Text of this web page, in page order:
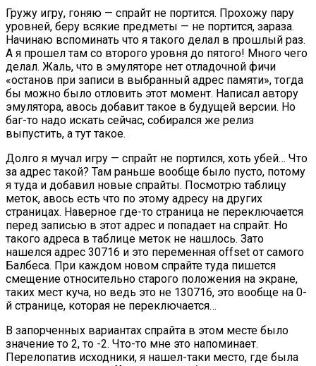
Гружу игру, гоняю — спрайт не портится. Прохожу пару
уровней, беру всякие предметы — не портится, зараза.
Начинаю вспоминать что я такого делал в прошлый раз.
А я прошел там со второго уровня до пятого! Много чего
делал. Жаль, что в эмуляторе нет отладочной фичи
«останов при записи в выбранный адрес памяти», тогда
бы можно было отловить этот момент. Написал автору
эмулятора, авось добавит такое в будущей версии. Но
баг-то надо искать сейчас, собирался же релиз
выпустить, а тут такое.
Долго я мучал игру — спрайт не портился, хоть убей… Что
за адрес такой? Там раньше вообще было пусто, потому
я туда и добавил новые спрайты. Посмотрю таблицу
меток, авось есть что по этому адресу на других
страницах. Наверное где-то страница не переключается
перед записью в этот адрес и попадает на спрайт. Но
такого адреса в таблице меток не нашлось. Зато
нашелся адрес 30716 и это переменная offset от самого
Балбеса. При каждом новом спрайте туда пишется
смещение относительно старого положения на экране,
таких мест куча, но ведь это не 130716, это вообще на 0-
й странице, которая не переключается…
В запорченных вариантах спрайта в этом месте было
значение то 2, то -2. Что-то мне это напоминает.
Перелопатив исходники, я нашел-таки место, где была